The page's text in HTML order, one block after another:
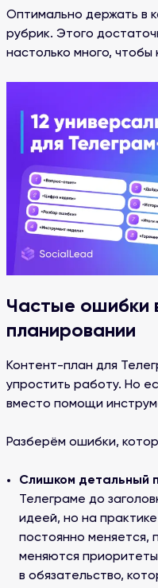
Оптимально держать в
рубрик. Этого
настолько много, чтобы
Частые ошибки
планировании
Контент-план для
упростить работу. Но
вместо помощи
Разберём ошибки,
Слишком детальный
Телеграме до
идеей, но на
постоянно меняется,
меняются
в обязательство,